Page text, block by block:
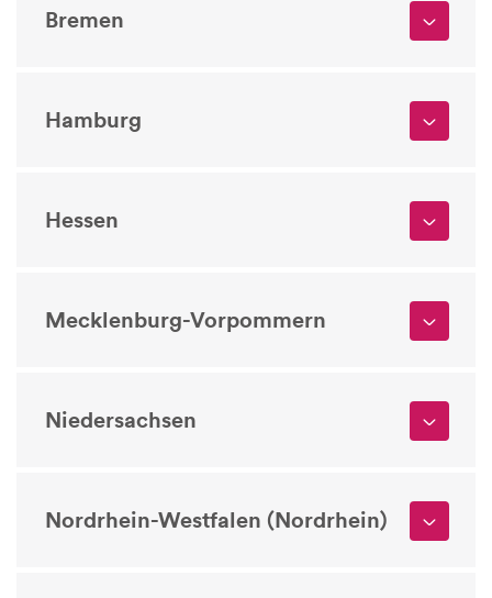
Bremen
Hamburg
Hessen
Mecklenburg-Vorpommern
Niedersachsen
Nordrhein-Westfalen (Nordrhein)